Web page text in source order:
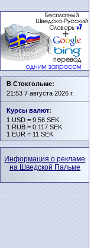
В Стокгольме:
21:53 7 августа 2026 г.
Курсы валют:
1 USD = 9,56 SEK
1 RUB = 0,117 SEK
1 EUR = 11 SEK
Информация о рекламе
на Шведской Пальме